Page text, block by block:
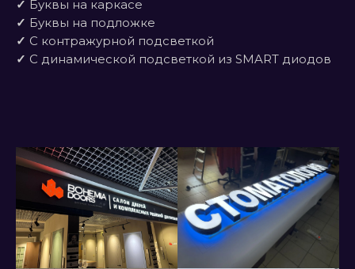
✓ Буквы на каркасе
✓ Буквы на подложке
✓ С контражурной подсветкой
✓ С динамической подсветкой из SMART диодов